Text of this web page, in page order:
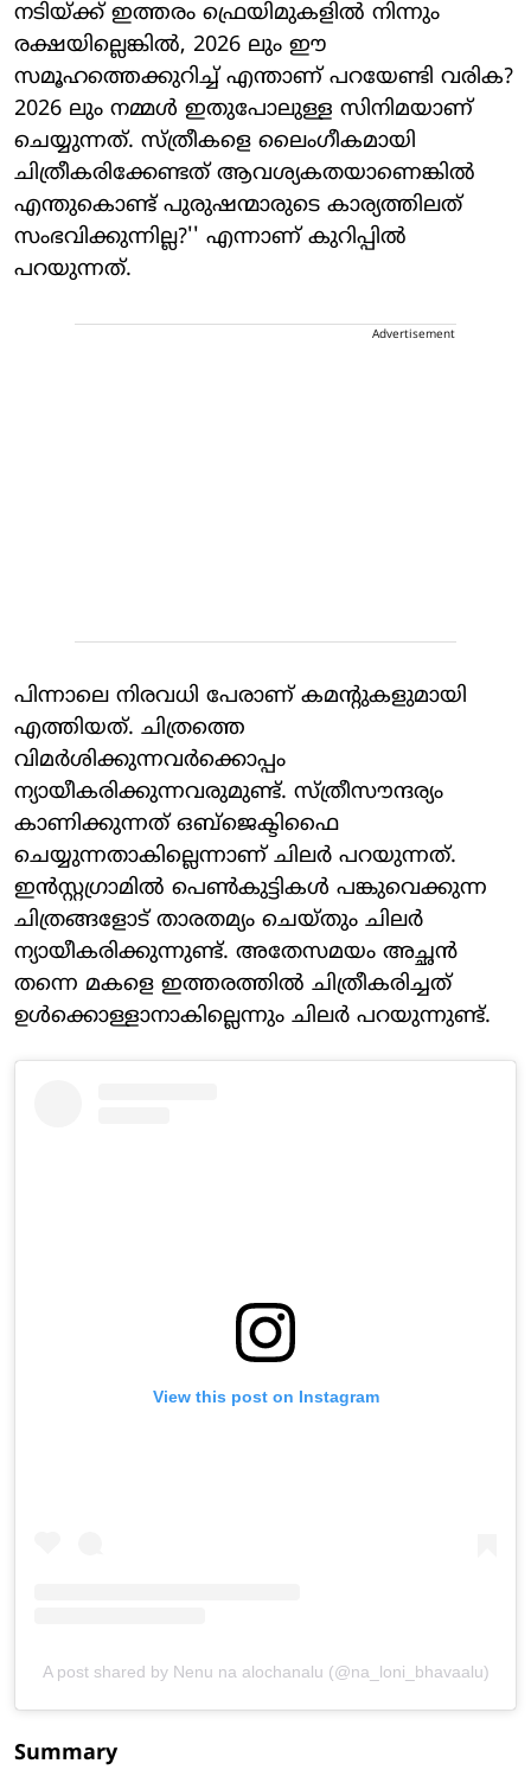
നടിയ്ക്ക് ഇത്തരം ഫ്രെയിമുകളില്‍ നിന്നും
രക്ഷയില്ലെങ്കില്‍, 2026 ലും ഈ
സമൂഹത്തെക്കുറിച്ച് എന്താണ് പറയേണ്ടി വരിക?
2026 ലും നമ്മള്‍ ഇതുപോലുള്ള സിനിമയാണ്
ചെയ്യുന്നത്. സ്ത്രീകളെ ലൈംഗീകമായി
ചിത്രീകരിക്കേണ്ടത് ആവശ്യകതയാണെങ്കില്‍
എന്തുകൊണ്ട് പുരുഷന്മാരുടെ കാര്യത്തിലത്
സംഭവിക്കുന്നില്ല?'' എന്നാണ് കുറിപ്പില്‍
പറയുന്നത്.
Advertisement
പിന്നാലെ നിരവധി പേരാണ് കമന്റുകളുമായി
എത്തിയത്. ചിത്രത്തെ
വിമര്‍ശിക്കുന്നവര്‍ക്കൊപ്പം
ന്യായീകരിക്കുന്നവരുമുണ്ട്. സ്ത്രീസൗന്ദര്യം
കാണിക്കുന്നത് ഒബ്‌ജെക്ടിഫൈ
ചെയ്യുന്നതാകില്ലെന്നാണ് ചിലര്‍ പറയുന്നത്.
ഇന്‍സ്റ്റഗ്രാമില്‍ പെണ്‍കുട്ടികള്‍ പങ്കുവെക്കുന്ന
ചിത്രങ്ങളോട് താരതമ്യം ചെയ്തും ചിലര്‍
ന്യായീകരിക്കുന്നുണ്ട്. അതേസമയം അച്ഛന്‍
തന്നെ മകളെ ഇത്തരത്തില്‍ ചിത്രീകരിച്ചത്
ഉള്‍ക്കൊള്ളാനാകില്ലെന്നും ചിലര്‍ പറയുന്നുണ്ട്.
View this post on Instagram
A post shared by Nenu na alochanalu (@na_loni_bhavaalu)
Summary